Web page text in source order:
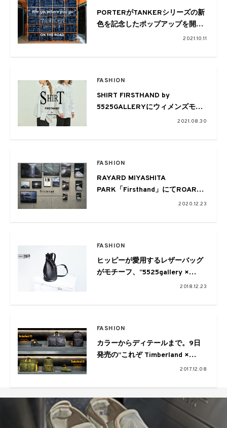
PORTERがTANKERシリーズの新
色を記念したポップアップを開
催。KAWSやToogoodなど5つのコ
2021.10.11
FASHION
SHIRT FIRSTHAND by
5525GALLERYにウィメンズモデ
2021.08.30
FASHION
RAYARD MIYASHITA
PARK「Firsthand」にてROARK
REVIVALのポップアップが開催
レクションの展開も
2020.12.23
FASHION
ヒッピーが愛用するレザーバッグ
がモチーフ、“5525gallery ×
PORTER” Hippie bagが発売中
2018.12.23
FASHION
カラーからディテールまで。9日
発売の”これぞ Timberland ×
PORTER! なコレクション”2017.12.08